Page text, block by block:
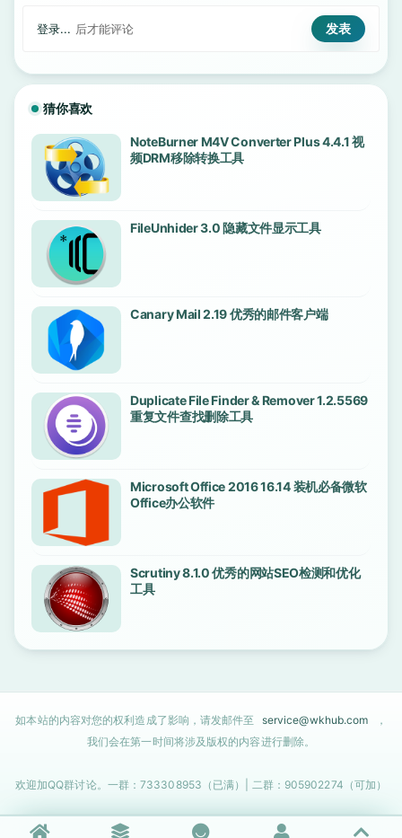
登录... 后才能评论
猜你喜欢
NoteBurner M4V Converter Plus 4.4.1 视
频DRM移除转换工具
FileUnhider 3.0 隐藏文件显示工具
Canary Mail 2.19 优秀的邮件客户端
Duplicate File Finder & Remover 1.2.5569
重复文件查找删除工具
Microsoft Office 2016 16.14 装机必备微软
Office办公软件
Scrutiny 8.1.0 优秀的网站SEO检测和优化
工具
如本站的内容对您的权利造成了影响，请发邮件至 service@wkhub.com
，
我们会在第一时间将涉及版权的内容进行删除。
欢迎加QQ群讨论。一群：733308953（已满）| 二群：905902274（可加）